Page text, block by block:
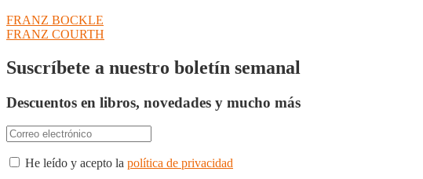
Navegación
de
entradas
Anterior:
FRANZ BOCKLE
Siguiente:
FRANZ COURTH
Suscríbete a nuestro boletín semanal
Descuentos en libros, novedades y mucho más
He leído y acepto la política de privacidad